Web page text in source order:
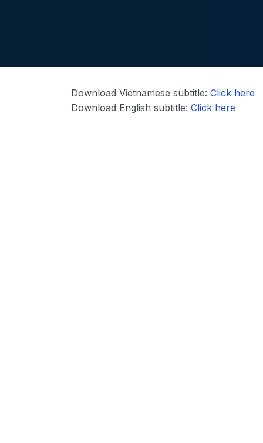
Download Vietnamese subtitle:Click here
Download English subtitle:Click here